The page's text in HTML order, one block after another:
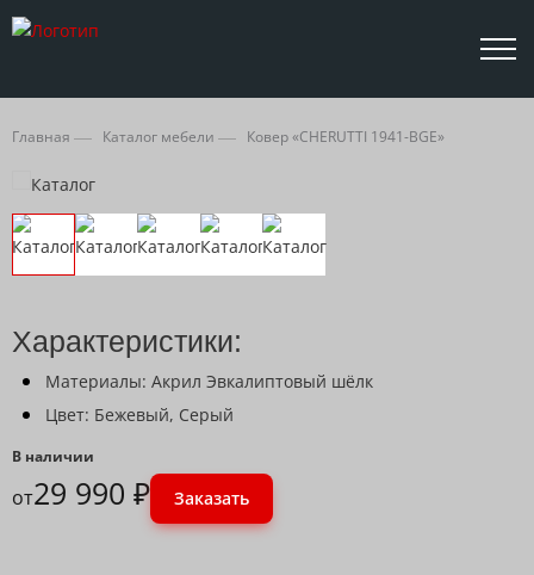
Главная Каталог мебели Ковер «CHERUTTI 1941-BGE»
Характеристики:
Материалы: Акрил Эвкалиптовый шёлк
Цвет: Бежевый, Серый
В наличии
от29 990 ₽ Заказать